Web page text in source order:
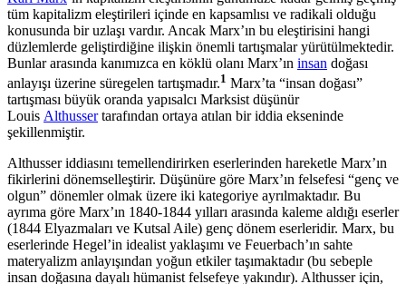
tüm kapitalizm eleştirileri içinde en kapsamlısı ve radikali olduğu
konusunda bir uzlaşı vardır. Ancak Marx’ın bu eleştirisini hangi
düzlemlerde geliştirdiğine ilişkin önemli tartışmalar yürütülmektedir.
Bunlar arasında kanımızca en köklü olanı Marx’ın insan doğası
anlayışı üzerine süregelen tartışmadır.1 Marx’ta “insan doğası”
tartışması büyük oranda yapısalcı Marksist düşünür
Louis Althussertarafından ortaya atılan bir iddia ekseninde
şekillenmiştir.
Althusser iddiasını temellendirirken eserlerinden hareketle Marx’ın
fikirlerini dönemselleştirir. Düşünüre göre Marx’ın felsefesi “genç ve
olgun” dönemler olmak üzere iki kategoriye ayrılmaktadır. Bu
ayrıma göre Marx’ın 1840-1844 yılları arasında kaleme aldığı eserler
(1844 Elyazmaları ve Kutsal Aile) genç dönem eserleridir. Marx, bu
eserlerinde Hegel’in idealist yaklaşımı ve Feuerbach’ın sahte
materyalizm anlayışından yoğun etkiler taşımaktadır (bu sebeple
insan doğasına dayalı hümanist felsefeye yakındır). Althusser için,